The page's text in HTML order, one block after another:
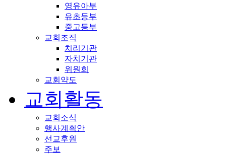
영유아부
유초등부
중고등부
교회조직
치리기관
자치기관
위원회
교회약도
교회활동
교회소식
행사계획안
선교후원
주보